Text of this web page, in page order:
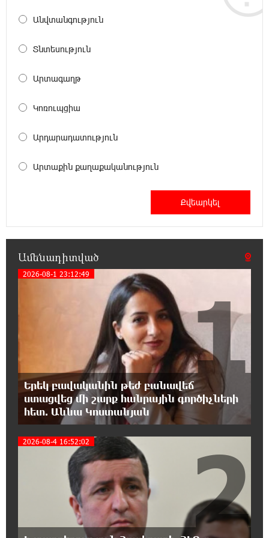
15:33:02 8-08-2026
գալու համար. Արմեն Մանվելյան
15:07:43 8-08-2026
են, քան անհաջող ու չստացված դերասանի
Միայն հանրային մեծ աջակցության
պարագայում ընդդիմությունը կկարողանա
օրակարգ թելադրել. Արեգ Սավգուլյան
14:44:51 8-08-2026
«ՀայաՔվեի» տարածքային գրասենյակները
շարունակում են կահավորվել Ավետիք
Չալաբյանի ազատ արձակումը պահանջող պաստառներով
13:16:00 8-08-2026
Երկուսը մեկում. Բրիտանացի ֆերմերները
համատեղում են արևային վահանակները
ոչխարների հետ մեկ դաշտում, և դա աշխատում է
12:27:29 8-08-2026
Սաուդյան Արաբիան, Թուրքիան և
Պակիստանը համատեղ պաշտպանության
մասին համաձայնագիր են կնքել. Արտակ Զաքարյան
12:05:38 8-08-2026
Սլովակիայի նախկին ղեկավարները
պահանջում են, որ Նիկոլ Փաշինյանը
դադարեցնի Հայ Առաքելական Եկեղեցու նկատմամբ
Անվտանգություն
Տնտեսություն
Արտագաղթ
Կոռուպցիա
Արդարադատություն
Արտաքին քաղաքականություն
Ամենադիտված
2026-08-1 23:12:49
Երեկ բավականին թեժ բանավեճ
ստացվեց մի շարք հանրային գործիչների
հետ. Աննա Կոստանյան
1
2026-08-4 16:52:02 2